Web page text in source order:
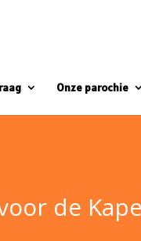
Onze parochie
de